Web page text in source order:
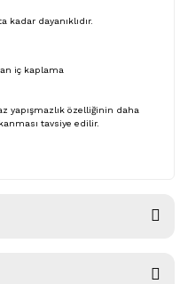
dayanıklıdır.
iç kaplama
yapışmazlık özelliğinin daha
tavsiye edilir.